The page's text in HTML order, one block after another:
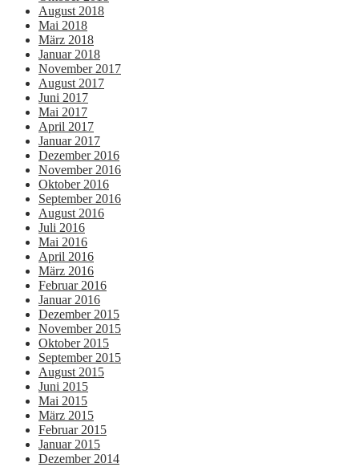
August 2018
Mai 2018
März 2018
Januar 2018
November 2017
August 2017
Juni 2017
Mai 2017
April 2017
Januar 2017
Dezember 2016
November 2016
Oktober 2016
September 2016
August 2016
Juli 2016
Mai 2016
April 2016
März 2016
Februar 2016
Januar 2016
Dezember 2015
November 2015
Oktober 2015
September 2015
August 2015
Juni 2015
Mai 2015
März 2015
Februar 2015
Januar 2015
Dezember 2014